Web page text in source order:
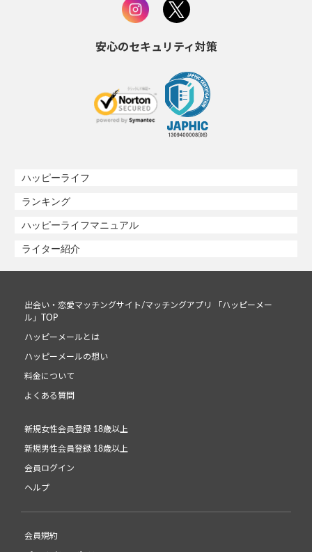
安心のセキュリティ対策
ハッピーライフ
ランキング
ハッピーライフマニュアル
ライター紹介
出会い・恋愛マッチングサイト/マッチングアプリ 「ハッピーメー
ル」TOP
ハッピーメールとは
ハッピーメールの想い
料金について
よくある質問
新規女性会員登録 18歳以上
新規男性会員登録 18歳以上
会員ログイン
ヘルプ
会員規約